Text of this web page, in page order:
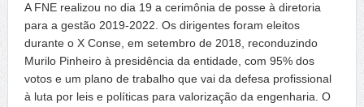
A FNE realizou no dia 19 a cerimônia de posse à diretoria
para a gestão 2019-2022. Os dirigentes foram eleitos
durante o X Conse, em setembro de 2018, reconduzindo
Murilo Pinheiro à presidência da entidade, com 95% dos
votos e um plano de trabalho que vai da defesa profissional
à luta por leis e políticas para valorização da engenharia. O